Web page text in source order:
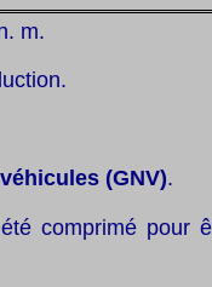
m.
(GNV).
comprimé pour